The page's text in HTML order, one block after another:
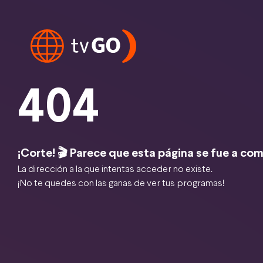
404
¡Corte! 🎬 Parece que esta página se fue a
La dirección a la que intentas acceder no existe.
¡No te quedes con las ganas de ver tus programas!